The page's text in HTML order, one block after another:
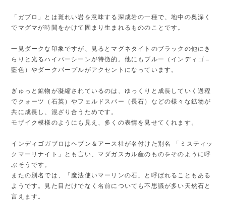
「ガブロ」とは斑れい岩を意味する深成岩の一種で、地中の奥深く
でマグマが時間をかけて固まり生まれるもののことです。
一見ダークな印象ですが、見るとマグネタイトのブラックの他にき
らりと光るハイパーシーンが特徴的。他にもブルー（インディゴ＝
藍色）やダークパープルがアクセントになっています。
ぎゅっと鉱物が凝縮されているのは、ゆっくりと成長していく過程
でクォーツ（石英）やフェルドスパー（長石）などの様々な鉱物が
共に成長し、混ざり合うためです。
モザイク模様のようにも見え、多くの表情を見せてくれます。
インディゴガブロはヘブン＆アース社が名付けた別名 「ミスティッ
クマーリナイト」とも言い、マダガスカル産のものをそのように呼
ぶそうです。
またの別名では、「魔法使いマーリンの石」と呼ばれることもある
ようです。見た目だけでなく名前についても不思議が多い天然石と
言えます。